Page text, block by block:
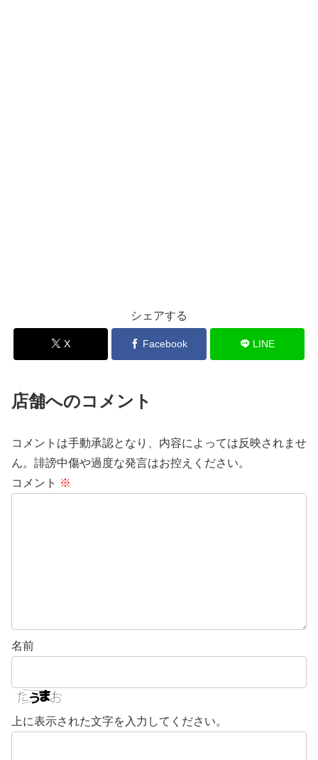
シェアする
X Facebook LINE
店舗へのコメント
コメントは手動承認となり、内容によっては反映されませ
ん。誹謗中傷や過度な発言はお控えください。
コメント ※
名前
上に表示された文字を入力してください。